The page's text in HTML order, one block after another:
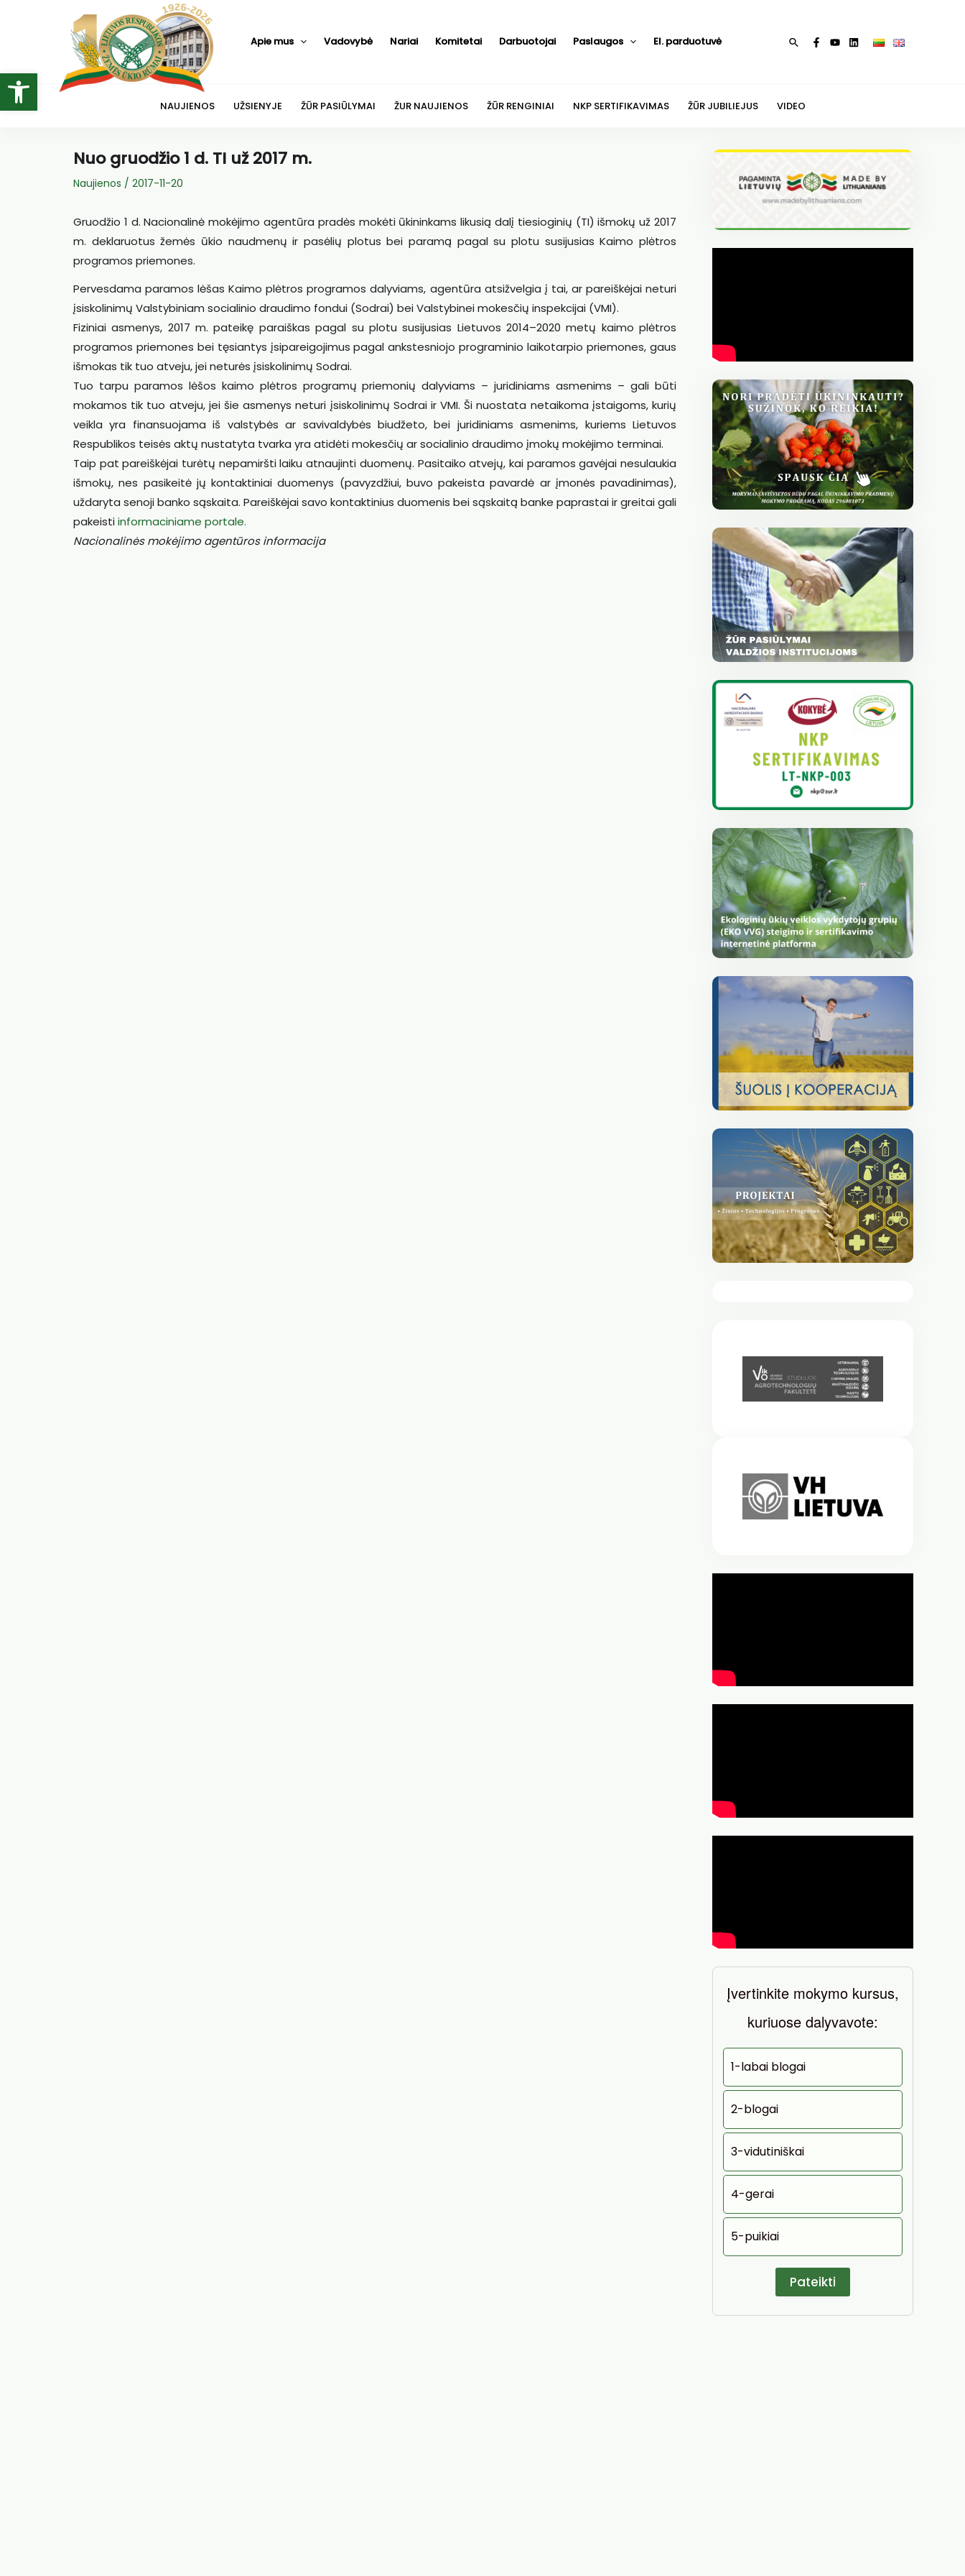
Open toolbar
Apie mus Vadovybė Nariai Komitetai Darbuotojai Paslaugos El. parduotuvė Paieška
NAUJIENOS UŽSIENYJE ŽŪR PASIŪLYMAI ŽUR NAUJIENOS ŽŪR RENGINIAI NKP SERTIFIKAVIMAS ŽŪR JUBILIEJUS VIDEO
Nuo gruodžio 1 d. TI už 2017 m.
Naujienos / 2017-11-20
Gruodžio 1 d. Nacionalinė mokėjimo agentūra pradės mokėti ūkininkams likusią dalį tiesioginių (TI) išmokų už 2017
m. deklaruotus žemės ūkio naudmenų ir pasėlių plotus bei paramą pagal su plotu susijusias Kaimo plėtros
programos priemones.
Pervesdama paramos lėšas Kaimo plėtros programos dalyviams, agentūra atsižvelgia į tai, ar pareiškėjai neturi
įsiskolinimų Valstybiniam socialinio draudimo fondui (Sodrai) bei Valstybinei mokesčių inspekcijai (VMI).
Fiziniai asmenys, 2017 m. pateikę paraiškas pagal su plotu susijusias Lietuvos 2014–2020 metų kaimo plėtros
programos priemones bei tęsiantys įsipareigojimus pagal ankstesniojo programinio laikotarpio priemones, gaus
išmokas tik tuo atveju, jei neturės įsiskolinimų Sodrai.
Tuo tarpu paramos lėšos kaimo plėtros programų priemonių dalyviams – juridiniams asmenims – gali būti
mokamos tik tuo atveju, jei šie asmenys neturi įsiskolinimų Sodrai ir VMI. Ši nuostata netaikoma įstaigoms, kurių
veikla yra finansuojama iš valstybės ar savivaldybės biudžeto, bei juridiniams asmenims, kuriems Lietuvos
Respublikos teisės aktų nustatyta tvarka yra atidėti mokesčių ar socialinio draudimo įmokų mokėjimo terminai.
Taip pat pareiškėjai turėtų nepamiršti laiku atnaujinti duomenų. Pasitaiko atvejų, kai paramos gavėjai nesulaukia
išmokų, nes pasikeitė jų kontaktiniai duomenys (pavyzdžiui, buvo pakeista pavardė ar įmonės pavadinimas),
uždaryta senoji banko sąskaita. Pareiškėjai savo kontaktinius duomenis bei sąskaitą banke paprastai ir greitai gali
pakeistiinformaciniame portale.
Nacionalinės mokėjimo agentūros informacija
Įvertinkite mokymo kursus,
kuriuose dalyvavote:
1-labai blogai
2-blogai
3-vidutiniškai
4-gerai
5-puikiai